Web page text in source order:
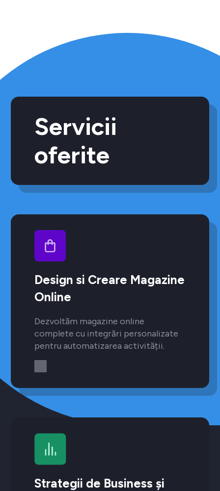
Servicii
oferite
Design si Creare Magazine
Online
Dezvoltăm magazine online
complete cu integrări personalizate
pentru automatizarea activității.
Strategii de Business și